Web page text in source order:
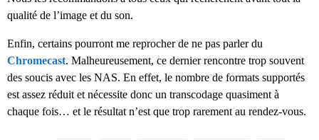
qualité de l’image et du son.
Enfin, certains pourront me reprocher de ne pas parler du
Chromecast. Malheureusement, ce dernier rencontre trop souvent
des soucis avec les NAS. En effet, le nombre de formats supportés
est assez réduit et nécessite donc un transcodage quasiment à
chaque fois… et le résultat n’est que trop rarement au rendez-vous.